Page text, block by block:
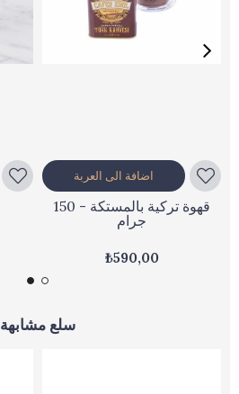
قهوة تركية بالمستكة - 150
جرام
₺590,00
اضافة الى العربة
سلع مشابهة